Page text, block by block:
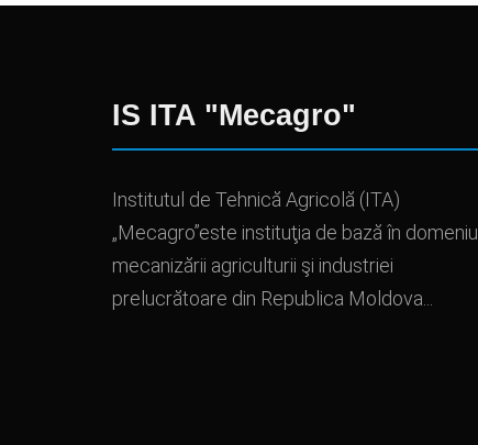
IS ITA "Mecagro"
Institutul de Tehnică Agricolă (ITA)
„Mecagro”este instituţia de bază în domeniul
mecanizării agriculturii şi industriei
prelucrătoare din Republica Moldova...